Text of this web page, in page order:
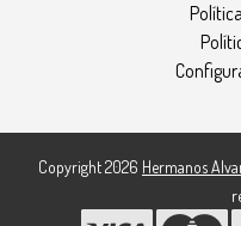
Copyright 2026 Hermanos